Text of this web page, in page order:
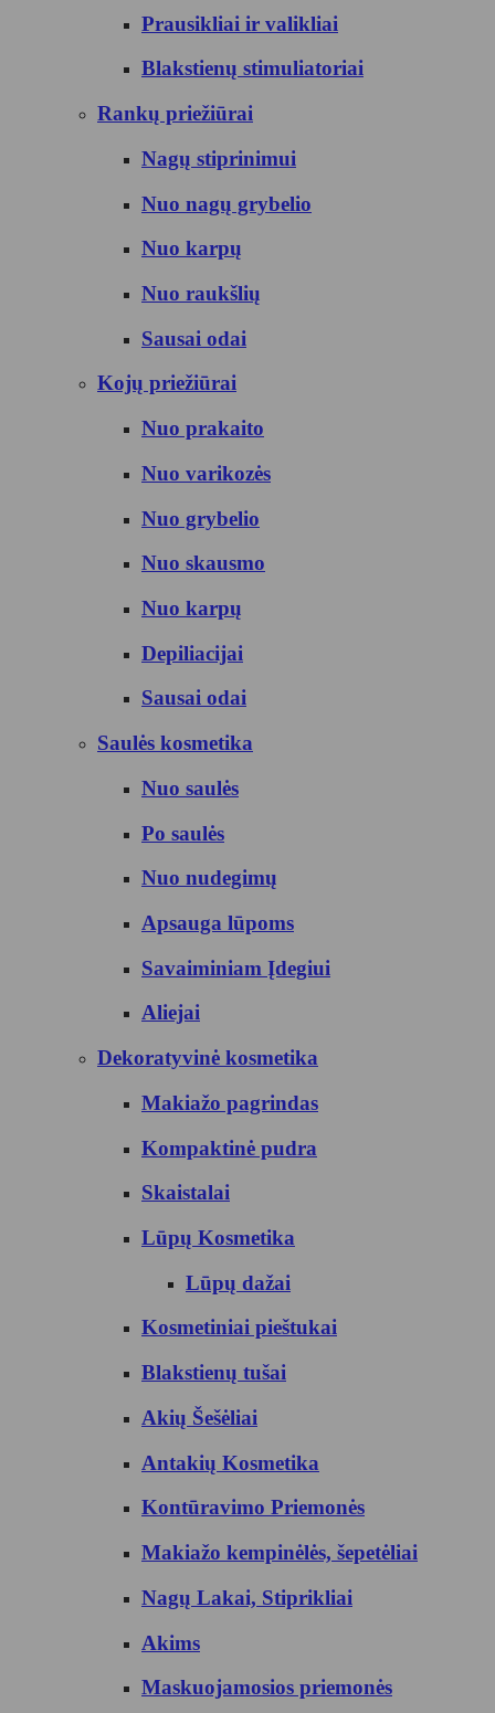
Prausikliai ir valikliai
Blakstienų stimuliatoriai
Rankų priežiūrai
Nagų stiprinimui
Nuo nagų grybelio
Nuo karpų
Nuo raukšlių
Sausai odai
Kojų priežiūrai
Nuo prakaito
Nuo varikozės
Nuo grybelio
Nuo skausmo
Nuo karpų
Depiliacijai
Sausai odai
Saulės kosmetika
Nuo saulės
Po saulės
Nuo nudegimų
Apsauga lūpoms
Savaiminiam Įdegiui
Aliejai
Dekoratyvinė kosmetika
Makiažo pagrindas
Kompaktinė pudra
Skaistalai
Lūpų Kosmetika
Lūpų dažai
Kosmetiniai pieštukai
Blakstienų tušai
Akių Šešėliai
Antakių Kosmetika
Kontūravimo Priemonės
Makiažo kempinėlės, šepetėliai
Nagų Lakai, Stiprikliai
Akims
Maskuojamosios priemonės